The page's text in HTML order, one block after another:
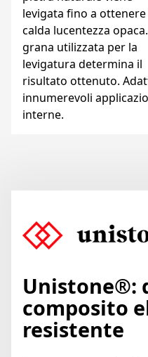
levigata fino a ottenere
calda lucentezza
grana utilizzata per la
levigatura determina il
risultato ottenuto.
innumerevoli
interne.
Unistone®:
composito
resistente